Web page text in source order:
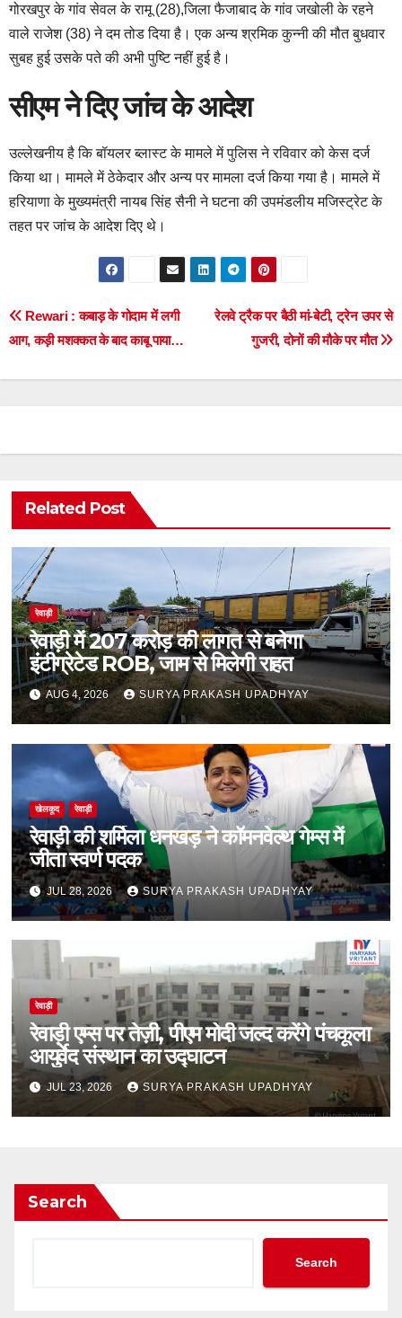
गोरखपुर के गांव सेवल के रामू (28),जिला फैजाबाद के गांव जखोली के रहने
वाले राजेश (38) ने दम तोड दिया है। एक अन्य श्रमिक कुन्नी की मौत बुधवार
सुबह हुई उसके पते की अभी पुष्टि नहीं हुई है।
सीएम ने दिए जांच के आदेश
उल्लेखनीय है कि बॉयलर ब्लास्ट के मामले में पुलिस ने रविवार को केस दर्ज
किया था। मामले में ठेकेदार और अन्य पर मामला दर्ज किया गया है। मामले में
हरियाणा के मुख्यमंत्री नायब सिंह सैनी ने घटना की उपमंडलीय मजिस्ट्रेट के
तहत पर जांच के आदेश दिए थे।
Post
navigation
रेलवे ट्रैक पर बैठी मां-बेटी, ट्रेन उपर से
गुजरी, दोनों की मौके पर मौत
Rewari : कबाड़ के गोदाम में लगी
आग, कड़ी मशक्कत के बाद काबू पाया…
Related Post
रेवाड़ी
रेवाड़ी में 207 करोड़ की लागत से बनेगा
इंटीग्रेटेड ROB, जाम से मिलेगी राहत
AUG 4, 2026 SURYA PRAKASH UPADHYAY
खेलकूद रेवाड़ी
रेवाड़ी की शर्मिला धनखड़ ने कॉमनवेल्थ गेम्स में
जीता स्वर्ण पदक
JUL 28, 2026 SURYA PRAKASH UPADHYAY
रेवाड़ी
रेवाड़ी एम्स पर तेज़ी, पीएम मोदी जल्द करेंगे पंचकूला
आयुर्वेद संस्थान का उद्घाटन
JUL 23, 2026 SURYA PRAKASH UPADHYAY
Search
Search